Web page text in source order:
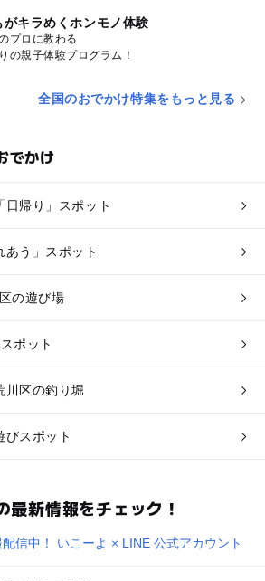
がキラめくホンモノ体験
プロに教わる
の親子体験プログラム！
全国のおでかけ特集をもっと見る
でかけ
日帰り」スポット
う」スポット
の遊び場
ポット
川区の釣り堀
びスポット
最新情報をチェック！